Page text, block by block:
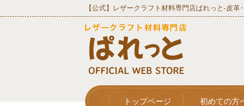
【公式】レザークラフト材料専門店ぱれっと‐皮革
トップページ 初めての方